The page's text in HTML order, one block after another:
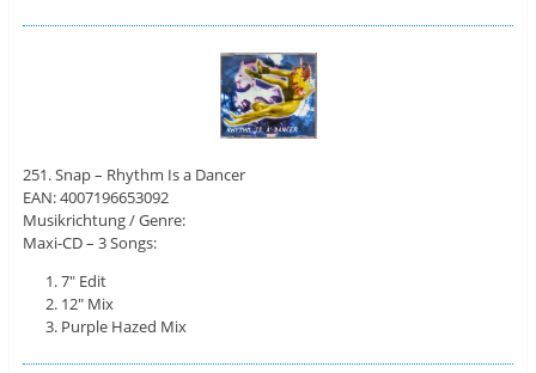
251. Snap – Rhythm Is a Dancer
EAN: 4007196653092
Musikrichtung / Genre:
Maxi-CD – 3 Songs:
7″ Edit
12″ Mix
Purple Hazed Mix